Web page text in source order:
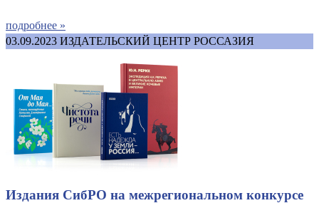
подробнее »
03.09.2023 ИЗДАТЕЛЬСКИЙ ЦЕНТР РОССАЗИЯ
Издания СибРО на межрегиональном конкурсе